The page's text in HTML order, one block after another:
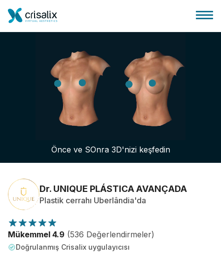
Cerrah ana sayfası
3D İş Platformu
Hasta incelemeleri
Önce ve SOnra 3D'nizi keşfedin
Dr. UNIQUE PLÁSTICA AVANÇADA
Plastik cerrahı Uberlândia'da
Mükemmel 4.9 (536 Değerlendirmeler)
Doğrulanmış Crisalix uygulayıcısı